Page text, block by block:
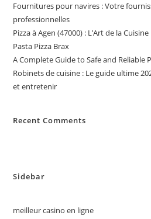
Fournitures pour navires : Votre
professionnelles
Pizza à Agen (47000) : L’Art de la
Pasta Pizza Brax
A Complete Guide to Safe and Reliable
Robinets de cuisine : Le guide ultime
et entretenir
Recent Comments
Sidebar
meilleur casino en ligne